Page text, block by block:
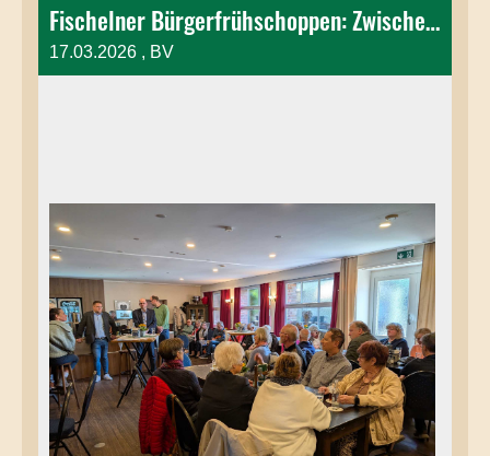
Fischelner Bürgerfrühschoppen: Zwischen Verkehrsnot und Zukunftsvisionen
17.03.2026 , BV